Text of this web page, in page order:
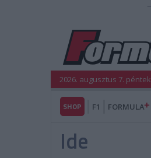
2026. augusztus 7. péntek
SHOP F1 FORMULA
Ide